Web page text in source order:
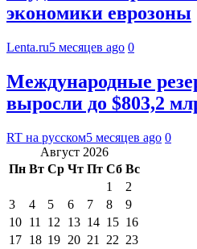
экономики еврозоны
Lenta.ru5 месяцев ago 0
Международные
выросли до $803,2
RT на русском5 месяцев ago 0
Август 2026
Пн Вт Ср Чт Пт Сб Вс
1
2
3
4 5 6 7 8
9
10 11 12 13 14 15 16
17 18 19 20 21 22 23